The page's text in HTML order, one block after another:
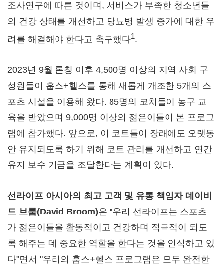
조사연구에 따른 것이며, 서비스가 부족한 청소년들
의 건강 상태를 개선하고 당뇨병 발생 증가에 대한 우
려를 해결해야 한다고 촉구했다1.
2023년 9월 론칭 이후 4,500명 이상의 지역 사회 구
성원들이 훕스+헬스를 통해 새롭게 개조한 5개의 스
포츠 시설을 이용해 왔다. 85명의 코치들이 농구 교
육을 받았으며 9,000명 이상의 젊은이들이 본 프로그
램에 참가했다. 앞으로, 이 코트들이 장래에도 오랫동
안 유지되도록 하기 위해 코트 관리를 개선하고 연간
유지 보수 기금을 조달한다는 계획이 있다.
선라이프 아시아의 최고 고객 및 유통 책임자 데이비
드 브룸(David Broom)은 "우리 선라이프는 스포츠
가 젊은이들을 활동적이고 건강하며 적극적이 되도
록 해주는 데 중요한 역할을 한다는 것을 인식하고 있
다"면서 "우리의 훕스+헬스 프로그램은 모두 완전한